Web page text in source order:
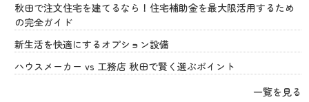
秋田で注文住宅を建てるなら！住宅補助金を最大限活用するため
の完全ガイド
新生活を快適にするオプション設備
ハウスメーカー vs 工務店 秋田で賢く選ぶポイント
一覧を見る